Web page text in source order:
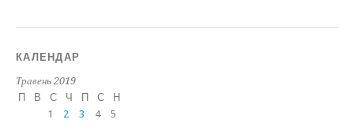
КАЛЕНДАР
Травень 2019
П
В С Ч П С Н
1 2 3 4
5